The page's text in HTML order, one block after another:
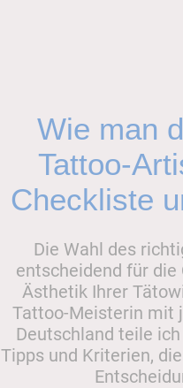
Wie man
Tattoo-
Checkliste
Die Wahl des
entscheidend für
Ästhetik Ihrer
Tattoo-Meisterin mit
Deutschland teile
Tipps und Kriterien,